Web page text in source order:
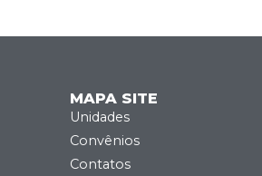
MAPA SITE
Unidades
Convênios
Contatos